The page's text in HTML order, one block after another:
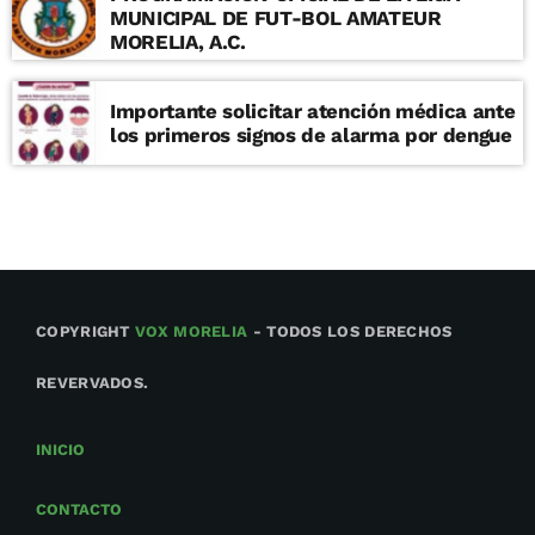
MUNICIPAL DE FUT-BOL AMATEUR
MORELIA, A.C.
Importante solicitar atención médica ante
los primeros signos de alarma por dengue
COPYRIGHTVOX MORELIA - TODOS LOS DERECHOS
REVERVADOS.
INICIO
CONTACTO